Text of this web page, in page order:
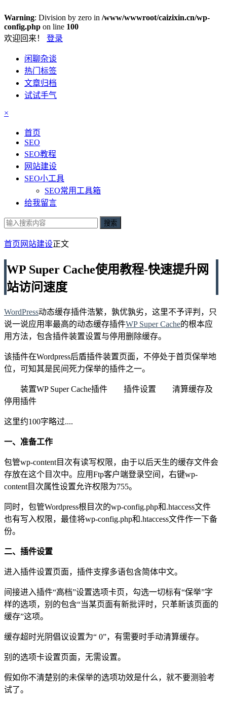
Warning: Division by zero in /www/wwwroot/caizixin.cn/wp-
config.php on line 100
欢迎回来！ 登录
闲聊杂谈
热门标签
文章归档
试试手气
×
首页
SEO
SEO教程
网站建设
SEO小工具
SEO常用工具箱
给我留言
搜索
首页 网站建设正文
WP Super Cache使用教程-快速提升网
站访问速度
WordPress动态缓存插件浩繁，孰优孰劣，这里不予评判，只
说一说应用率最高的动态缓存插件WP Super Cache的根本应
用方法，包含插件装置设置与停用删除缓存。
该插件在Wordpress后盾插件装置页面，不停处于首页保举地
位，可知其是民间死力保举的插件之一。
装置WP Super Cache插件 插件设置 清算缓存及
停用插件
这里约100字略过....
一、准备工作
包管wp-content目次有读写权限，由于以后天生的缓存文件会
存放在这个目次中。应用Ftp客户端登录空间，右键wp-
content目次属性设置允许权限为755。
同时，包管Wordpress根目次的wp-config.php和.htaccess文件
也有写入权限，最佳将wp-config.php和.htaccess文件作一下备
份。
二、插件设置
进入插件设置页面，插件支撑多语包含简体中文。
间接进入插件“高档”设置选项卡页，勾选一切标有“保举”字
样的选项，别的包含“当某页面有新批评时，只革新该页面的
缓存”这项。
缓存超时光阴倡议设置为“ 0”，有需要时手动清算缓存。
别的选项卡设置页面，无需设置。
假如你不清楚别的未保举的选项功效是什么，就不要测验考
试了。